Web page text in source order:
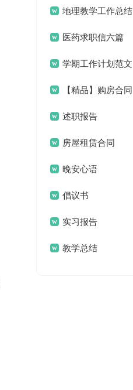
模板集锦7篇
地理教学工作总结
汇编六篇
医药求职信六篇
学期工作计划范文
合集八篇【精品】购房合同
范文合集8篇
述职报告
房屋租赁合同
晚安心语
倡议书
实习报告
教学总结